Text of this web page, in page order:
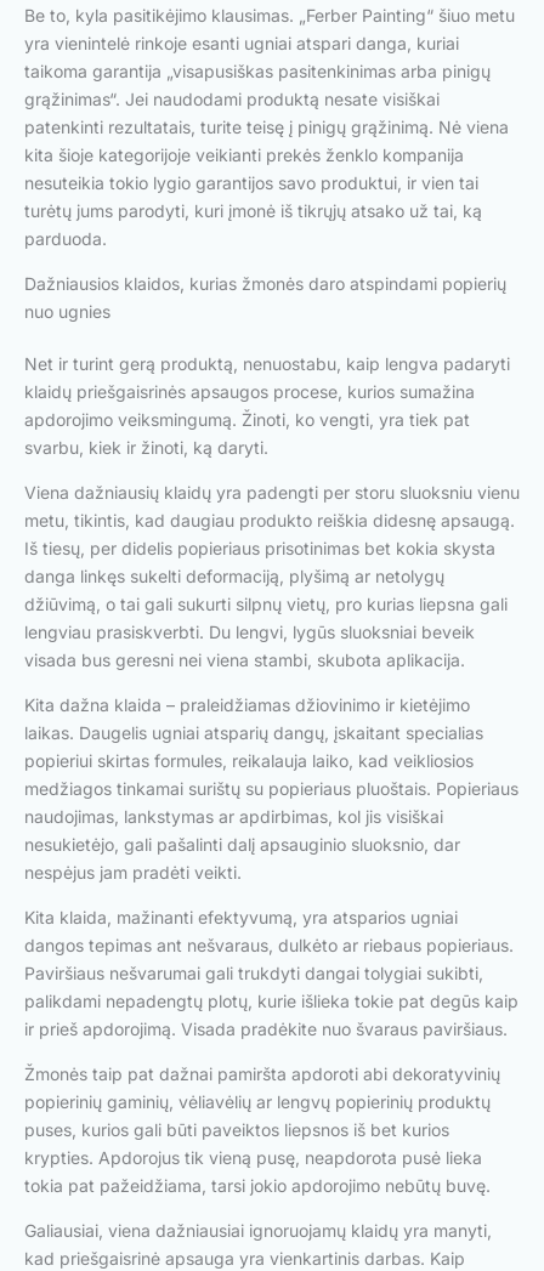
Be to, kyla pasitikėjimo klausimas. „Ferber Painting“ šiuo metu
yra vienintelė rinkoje esanti ugniai atspari danga, kuriai
taikoma garantija „visapusiškas pasitenkinimas arba pinigų
grąžinimas“. Jei naudodami produktą nesate visiškai
patenkinti rezultatais, turite teisę į pinigų grąžinimą. Nė viena
kita šioje kategorijoje veikianti prekės ženklo kompanija
nesuteikia tokio lygio garantijos savo produktui, ir vien tai
turėtų jums parodyti, kuri įmonė iš tikrųjų atsako už tai, ką
parduoda.
Dažniausios klaidos, kurias žmonės daro atspindami popierių
nuo ugnies
Net ir turint gerą produktą, nenuostabu, kaip lengva padaryti
klaidų priešgaisrinės apsaugos procese, kurios sumažina
apdorojimo veiksmingumą. Žinoti, ko vengti, yra tiek pat
svarbu, kiek ir žinoti, ką daryti.
Viena dažniausių klaidų yra padengti per storu sluoksniu vienu
metu, tikintis, kad daugiau produkto reiškia didesnę apsaugą.
Iš tiesų, per didelis popieriaus prisotinimas bet kokia skysta
danga linkęs sukelti deformaciją, plyšimą ar netolygų
džiūvimą, o tai gali sukurti silpnų vietų, pro kurias liepsna gali
lengviau prasiskverbti. Du lengvi, lygūs sluoksniai beveik
visada bus geresni nei viena stambi, skubota aplikacija.
Kita dažna klaida – praleidžiamas džiovinimo ir kietėjimo
laikas. Daugelis ugniai atsparių dangų, įskaitant specialias
popieriui skirtas formules, reikalauja laiko, kad veikliosios
medžiagos tinkamai surištų su popieriaus pluoštais. Popieriaus
naudojimas, lankstymas ar apdirbimas, kol jis visiškai
nesukietėjo, gali pašalinti dalį apsauginio sluoksnio, dar
nespėjus jam pradėti veikti.
Kita klaida, mažinanti efektyvumą, yra atsparios ugniai
dangos tepimas ant nešvaraus, dulkėto ar riebaus popieriaus.
Paviršiaus nešvarumai gali trukdyti dangai tolygiai sukibti,
palikdami nepadengtų plotų, kurie išlieka tokie pat degūs kaip
ir prieš apdorojimą. Visada pradėkite nuo švaraus paviršiaus.
Žmonės taip pat dažnai pamiršta apdoroti abi dekoratyvinių
popierinių gaminių, vėliavėlių ar lengvų popierinių produktų
puses, kurios gali būti paveiktos liepsnos iš bet kurios
krypties. Apdorojus tik vieną pusę, neapdorota pusė lieka
tokia pat pažeidžiama, tarsi jokio apdorojimo nebūtų buvę.
Galiausiai, viena dažniausiai ignoruojamų klaidų yra manyti,
kad priešgaisrinė apsauga yra vienkartinis darbas. Kaip